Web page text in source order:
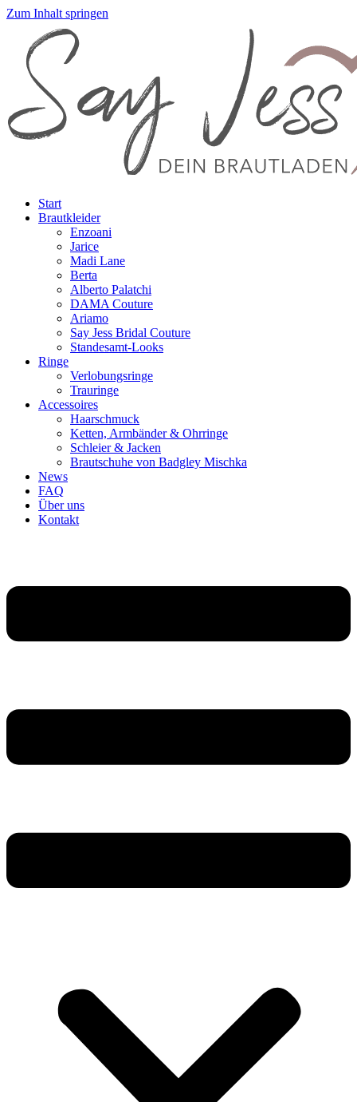
Zum Inhalt springen
Start
Brautkleider
Enzoani
Jarice
Madi Lane
Berta
Alberto Palatchi
DAMA Couture
Ariamo
Say Jess Bridal Couture
Standesamt-Looks
Ringe
Verlobungsringe
Trauringe
Accessoires
Haarschmuck
Ketten, Armbänder & Ohrringe
Schleier & Jacken
Brautschuhe von Badgley Mischka
News
FAQ
Über uns
Kontakt